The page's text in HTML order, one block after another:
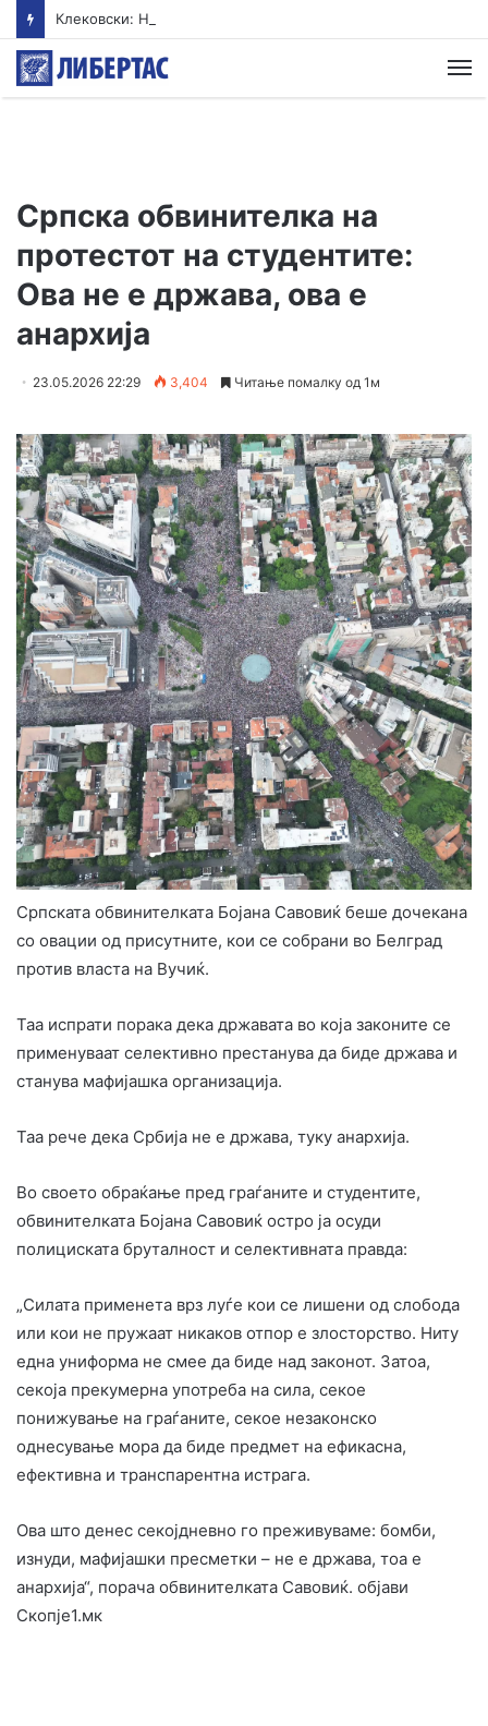
Српска обвинителка на
протестот на студентите:
Ова не е држава, ова е
анархија
23.05.2026 22:29 3,404 Читање помалку од 1м
Српската обвинителката Бојана Савовиќ беше дочекана
со овации од присутните, кои се собрани во Белград
против власта на Вучиќ.
Таа испрати порака дека државата во која законите се
применуваат селективно престанува да биде држава и
станува мафијашка организација.
Таа рече дека Србија не е држава, туку анархија.
Во своето обраќање пред граѓаните и студентите,
обвинителката Бојана Савовиќ остро ја осуди
полициската бруталност и селективната правда:
„Силата применета врз луѓе кои се лишени од слобода
или кои не пружаат никаков отпор е злосторство. Ниту
една униформа не смее да биде над законот. Затоа,
секоја прекумерна употреба на сила, секое
понижување на граѓаните, секое незаконско
однесување мора да биде предмет на ефикасна,
ефективна и транспарентна истрага.
Ова што денес секојдневно го преживуваме: бомби,
изнуди, мафијашки пресметки – не е држава, тоа е
анархија“, порача обвинителката Савовиќ. објави
Скопје1.мк